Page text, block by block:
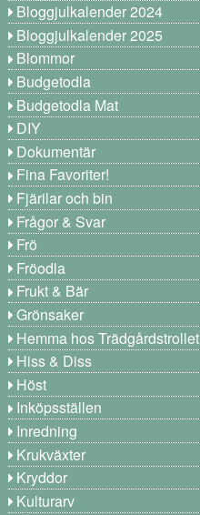
Bloggjulkalender 2024
Bloggjulkalender 2025
Blommor
Budgetodla
Budgetodla Mat
DIY
Dokumentär
Fina Favoriter!
Fjärilar och bin
Frågor & Svar
Frö
Fröodla
Frukt & Bär
Grönsaker
Hemma hos Trädgårdstrollet
Hiss & Diss
Höst
Inköpsställen
Inredning
Krukväxter
Kryddor
Kulturarv